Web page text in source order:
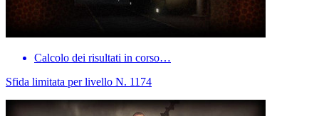
Calcolo dei risultati in corso…
Sfida limitata per livello N. 1174